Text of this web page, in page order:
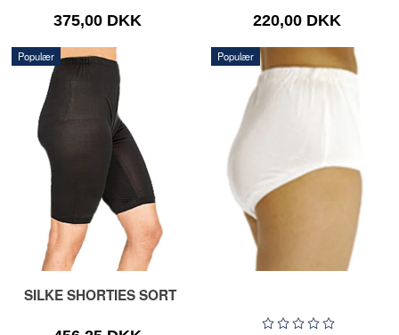
375,00 DKK 220,00 DKK
Populær
SILKE SHORTIES SORT
Populær